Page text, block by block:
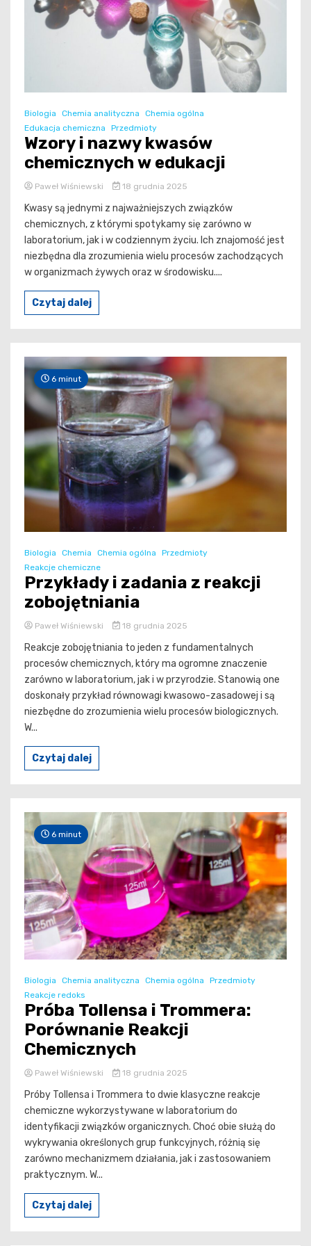
Biologia Chemia analityczna
Chemia ogólna
Edukacja chemiczna
Przedmioty
Wzory i nazwy kwasów
chemicznych w edukacji
Paweł Wiśniewski 18 grudnia 2025
Kwasy są jednymi z najważniejszych związków
chemicznych, z którymi spotykamy się zarówno w
laboratorium, jak i w codziennym życiu. Ich znajomość jest
niezbędna dla zrozumienia wielu procesów zachodzących
w organizmach żywych oraz w środowisku....
Czytaj dalej
6 minut
Biologia Chemia Chemia ogólna
Przedmioty
Reakcje chemiczne
Przykłady i zadania z reakcji
zobojętniania
Paweł Wiśniewski 18 grudnia 2025
Reakcje zobojętniania to jeden z fundamentalnych
procesów chemicznych, który ma ogromne znaczenie
zarówno w laboratorium, jak i w przyrodzie. Stanowią one
doskonały przykład równowagi kwasowo-zasadowej i są
niezbędne do zrozumienia wielu procesów biologicznych.
W...
Czytaj dalej
6 minut
Biologia Chemia analityczna Chemia ogólna
Przedmioty
Reakcje redoks
Próba Tollensa i Trommera:
Porównanie Reakcji
Chemicznych
Paweł Wiśniewski 18 grudnia 2025
Próby Tollensa i Trommera to dwie klasyczne reakcje
chemiczne wykorzystywane w laboratorium do
identyfikacji związków organicznych. Choć obie służą do
wykrywania określonych grup funkcyjnych, różnią się
zarówno mechanizmem działania, jak i zastosowaniem
praktycznym. W...
Czytaj dalej